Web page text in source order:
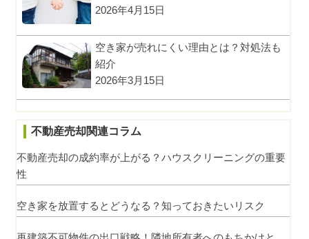
2026年4月15日
空き家が売れにくい理由とは？対処法も
紹介
2026年3月15日
不動産売却関連コラム
不動産売却の成約率が上がる？ハウスクリーニングの重要
性
空き家を放置するとどうなる？知っておきたいリスク